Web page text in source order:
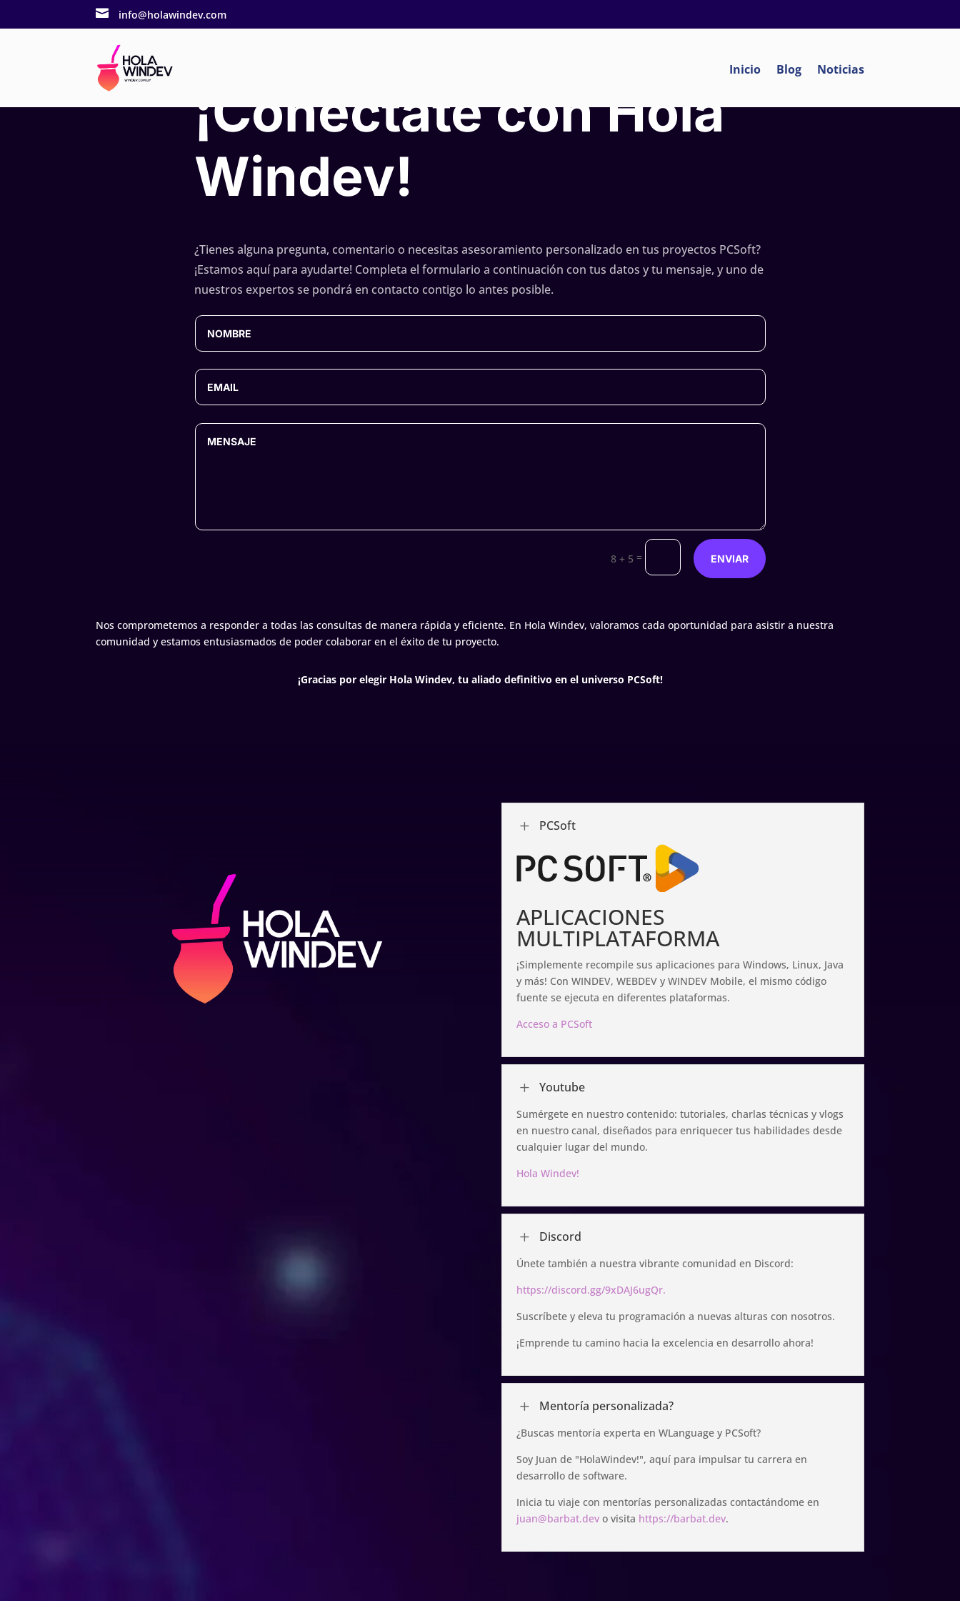
 info@holawindev.com
Inicio Blog Noticias
¡Conéctate con Hola
Windev!
¿Tienes alguna pregunta, comentario o necesitas asesoramiento personalizado en tus proyectos PCSoft?
¡Estamos aquí para ayudarte! Completa el formulario a continuación con tus datos y tu mensaje, y uno de
nuestros expertos se pondrá en contacto contigo lo antes posible.
8 + 5 = ENVIAR
Nos comprometemos a responder a todas las consultas de manera rápida y eficiente. En Hola Windev, valoramos cada oportunidad para asistir a nuestra
comunidad y estamos entusiasmados de poder colaborar en el éxito de tu proyecto.
¡Gracias por elegir Hola Windev, tu aliado definitivo en el universo PCSoft!
L PCSoft
APLICACIONES
MULTIPLATAFORMA
¡Simplemente recompile sus aplicaciones para Windows, Linux, Java
y más! Con WINDEV, WEBDEV y WINDEV Mobile, el mismo código
fuente se ejecuta en diferentes plataformas.
Acceso a PCSoft
L Youtube
Sumérgete en nuestro contenido: tutoriales, charlas técnicas y vlogs
en nuestro canal, diseñados para enriquecer tus habilidades desde
cualquier lugar del mundo.
Hola Windev!
L Discord
Únete también a nuestra vibrante comunidad en Discord:
https://discord.gg/9xDAJ6ugQr.
Suscríbete y eleva tu programación a nuevas alturas con nosotros.
¡Emprende tu camino hacia la excelencia en desarrollo ahora!
L Mentoría personalizada?
¿Buscas mentoría experta en WLanguage y PCSoft?
Soy Juan de "HolaWindev!", aquí para impulsar tu carrera en
desarrollo de software.
Inicia tu viaje con mentorías personalizadas contactándome en
juan@barbat.devo visita https://barbat.dev.